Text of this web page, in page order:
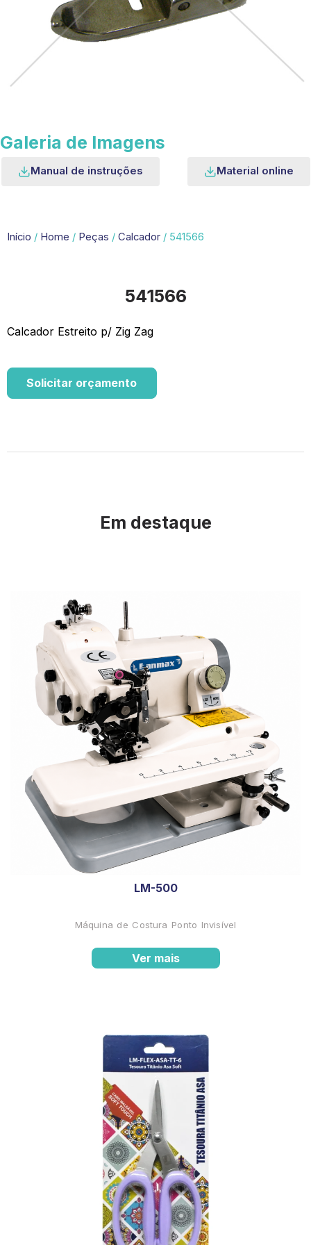
Galeria de Imagens
Manual de instruções Material online
Início / Home / Peças / Calcador / 541566
541566
Calcador Estreito p/ Zig Zag
Solicitar orçamento
Em destaque
LM-500
Máquina de Costura Ponto Invisível
Ver mais